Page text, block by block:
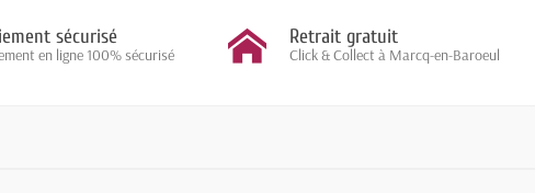
sécurisé
en ligne 100% sécurisé
Retrait gratuit
Click & Collect à Marcq-en-Baroeul